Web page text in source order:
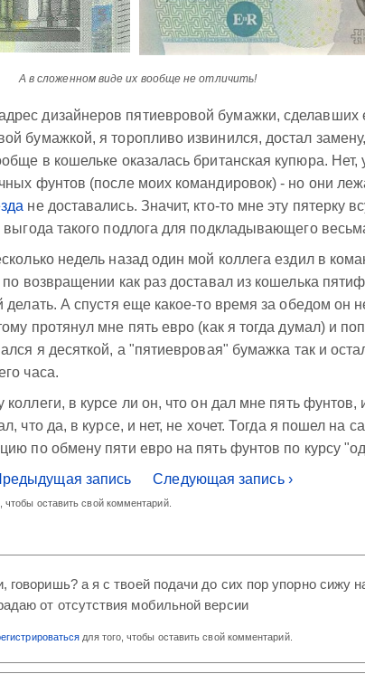
А в сложенном виде их вообще не отличить!
дизайнеров пятиевровой бумажки, сделавших
бумажкой, я торопливо извинился, достал
в кошельке оказалась британская купюра. Нет,
фунтов (после моих командировок) - но они
не доставались. Значит, кто-то мне эту пятерку
такого подлога для подкладывающего
недель назад один мой коллега ездил в
возвращении как раз доставал из кошелька
А спустя еще какое-то время за обедом он
протянул мне пять евро (как я тогда думал) и
я десяткой, а "пятиевровая" бумажка так и
часа.
в курсе ли он, что он дал мне пять фунтов,
что да, в курсе, и нет, не хочет. Тогда я пошел на
по обмену пяти евро на пять фунтов по курсу
запись
Следующая запись ›
чтобы оставить свой комментарий.
говоришь? а я с твоей подачи до сих пор упорно сижу
от отсутствия мобильной версии
для того, чтобы оставить свой комментарий.